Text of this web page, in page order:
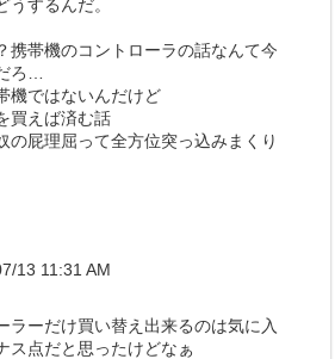
うするんだ。
携帯機のコントローラの話なんて今
ろ…
機ではないんだけど
買えば済む話
の屁理屈って全方位突っ込みまくり
13 11:31 AM
ラーだけ買い替え出来るのは気に入
ス点だと思ったけどなぁ